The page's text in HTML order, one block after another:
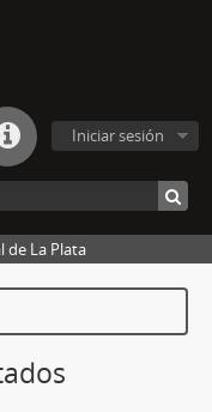
Iniciar sesión
de La Plata